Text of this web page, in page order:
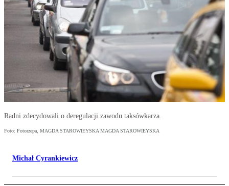
Radni zdecydowali o deregulacji zawodu taksówkarza.
Foto: Fotorzepa, MAGDA STAROWIEYSKA MAGDA STAROWIEYSKA
Michał Cyrankiewicz